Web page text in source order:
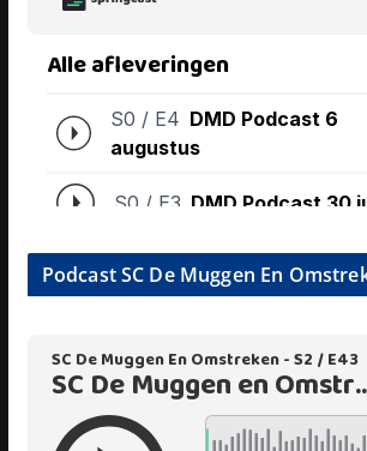
Podcast SC De Muggen En